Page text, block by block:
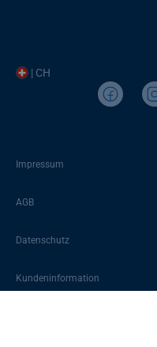
| CH
Impressum
AGB
Datenschutz
Kundeninformation